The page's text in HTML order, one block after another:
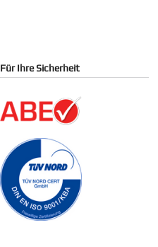
Für Ihre Sicherheit